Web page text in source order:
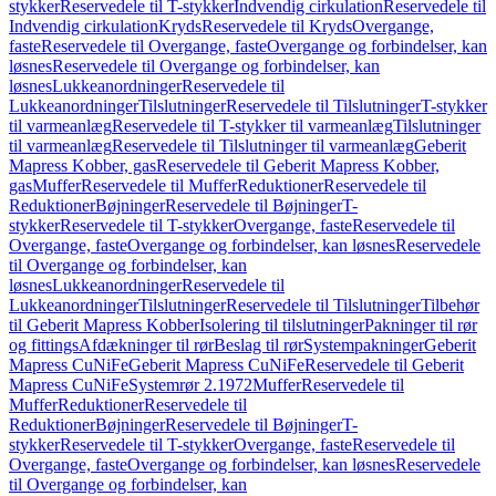
stykkerReservedele til T-stykkerIndvendig cirkulationReservedele til
Indvendig cirkulationKrydsReservedele til KrydsOvergange,
fasteReservedele til Overgange, fasteOvergange og forbindelser, kan
løsnesReservedele til Overgange og forbindelser, kan
løsnesLukkeanordningerReservedele til
LukkeanordningerTilslutningerReservedele til TilslutningerT-stykker
til varmeanlægReservedele til T-stykker til varmeanlægTilslutninger
til varmeanlægReservedele til Tilslutninger til varmeanlægGeberit
Mapress Kobber, gasReservedele til Geberit Mapress Kobber,
gasMufferReservedele til MufferReduktionerReservedele til
ReduktionerBøjningerReservedele til BøjningerT-
stykkerReservedele til T-stykkerOvergange, fasteReservedele til
Overgange, fasteOvergange og forbindelser, kan løsnesReservedele
til Overgange og forbindelser, kan
løsnesLukkeanordningerReservedele til
LukkeanordningerTilslutningerReservedele til TilslutningerTilbehør
til Geberit Mapress KobberIsolering til tilslutningerPakninger til rør
og fittingsAfdækninger til rørBeslag til rørSystempakningerGeberit
Mapress CuNiFeGeberit Mapress CuNiFeReservedele til Geberit
Mapress CuNiFeSystemrør 2.1972MufferReservedele til
MufferReduktionerReservedele til
ReduktionerBøjningerReservedele til BøjningerT-
stykkerReservedele til T-stykkerOvergange, fasteReservedele til
Overgange, fasteOvergange og forbindelser, kan løsnesReservedele
til Overgange og forbindelser, kan